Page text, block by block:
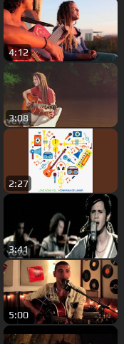
4:12
3:08
2:27
3:41
5:00